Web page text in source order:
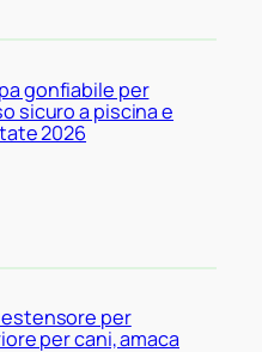
gonfiabile per
sicuro a piscina e
2026
estensore per
per cani, amaca